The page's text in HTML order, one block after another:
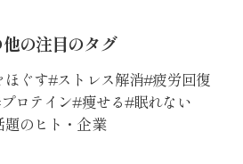
他の注目のタグ
ほぐす ストレス解消 疲労回復
プロテイン 痩せる 眠れない
題のヒト・企業